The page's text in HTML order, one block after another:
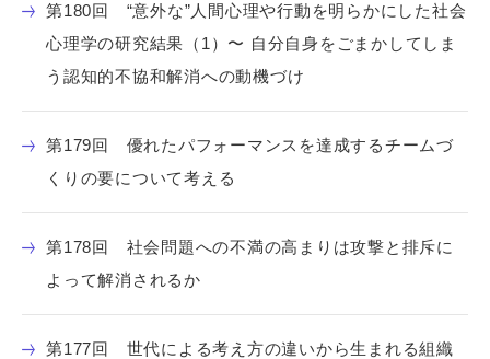
第180回 “意外な”人間心理や行動を明らかにした社会
心理学の研究結果（1）〜 自分自身をごまかしてしま
う認知的不協和解消への動機づけ
第179回 優れたパフォーマンスを達成するチームづ
くりの要について考える
第178回 社会問題への不満の高まりは攻撃と排斥に
よって解消されるか
第177回 世代による考え方の違いから生まれる組織